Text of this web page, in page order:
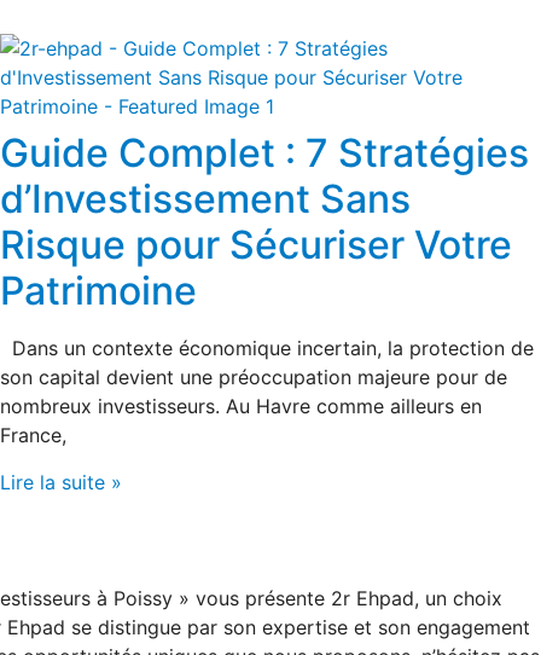
Guide Complet : 7 Stratégies
d’Investissement Sans
Risque pour Sécuriser Votre
Patrimoine
Dans un contexte économique incertain, la protection de
son capital devient une préoccupation majeure pour de
nombreux investisseurs. Au Havre comme ailleurs en
France,
Lire la suite »
à Poissy » vous présente 2r Ehpad, un choix
se distingue par son expertise et son engagement